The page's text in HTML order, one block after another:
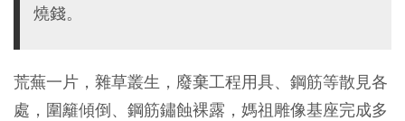
燒錢。
荒蕪一片，雜草叢生，廢棄工程用具、鋼筋等散見各
處，圍籬傾倒、鋼筋鏽蝕裸露，媽祖雕像基座完成多